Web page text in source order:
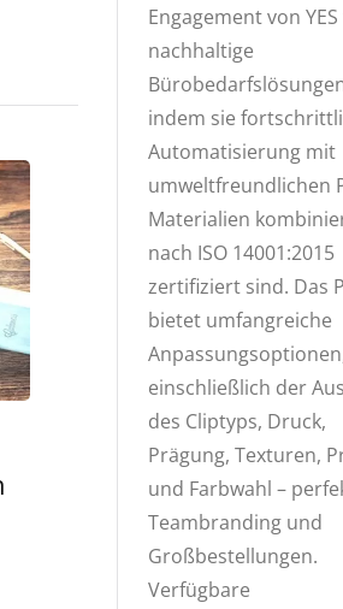
Engagement von
nachhaltige
indem sie
Automatisierung mit
umweltfreundlichen
Materialien
nach ISO 14001:2015
zertifiziert sind. Das
bietet umfangreiche
einschließlich der
des Cliptyps, Druck,
Prägung, Texturen,
und Farbwahl –
Teambranding und
Großbestellungen.
Verfügbare